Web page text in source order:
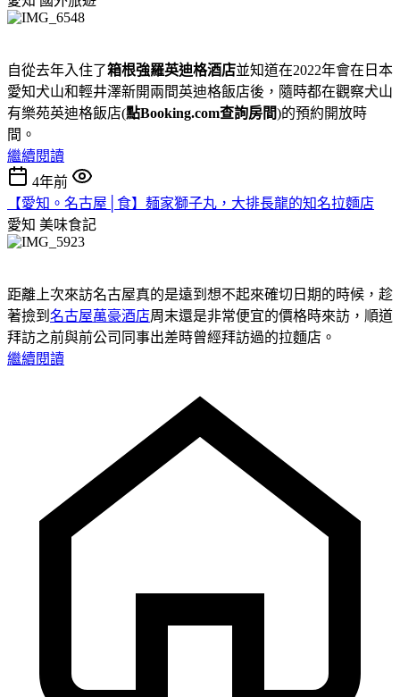
自從去年入住了箱根強羅英迪格酒店並知道在2022年會在日本
愛知犬山和輕井澤新開兩間英迪格飯店後，隨時都在觀察犬山
有樂苑英迪格飯店(點Booking.com查詢房間)的預約開放時
間。
繼續閱讀
4年前
【愛知。名古屋│食】麺家獅子丸，大排長龍的知名拉麵店
愛知 美味食記
距離上次來訪名古屋真的是遠到想不起來確切日期的時候，趁
著撿到 名古屋萬豪酒店周末還是非常便宜的價格時來訪，順道
拜訪之前與前公司同事出差時曾經拜訪過的拉麵店。
繼續閱讀